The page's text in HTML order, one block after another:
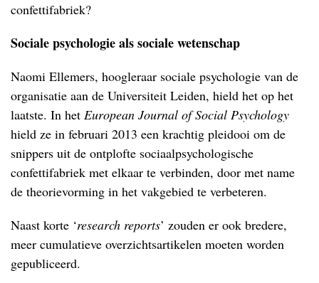
confettifabriek?
Sociale psychologie als sociale wetenschap
Naomi Ellemers, hoogleraar sociale psychologie van de
organisatie aan de Universiteit Leiden, hield het op het
laatste. In het European Journal of Social Psychology
hield ze in februari 2013 een krachtig pleidooi om de
snippers uit de ontplofte sociaalpsychologische
confettifabriek met elkaar te verbinden, door met name
de theorievorming in het vakgebied te verbeteren.
Naast korte ‘research reports’ zouden er ook bredere,
meer cumulatieve overzichtsartikelen moeten worden
gepubliceerd.